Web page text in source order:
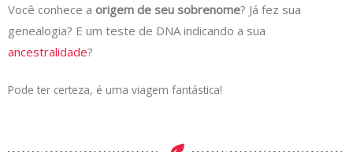
Você conhece a origem de seu sobrenome? Já fez sua
genealogia? E um teste de DNA indicando a sua
ancestralidade?
Pode ter certeza, é uma viagem fantástica!